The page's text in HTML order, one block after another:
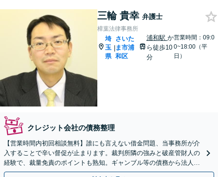
三輪 貴幸 弁護士
樟葉法律事務所
埼
玉
県
|
さいた
ま市浦
和区
浦和駅 か
ら徒歩10
分
営業時間：09:0
0~18:00（平
日）
クレジット会社の債務整理
【営業時間内初回相談無料】誰にも言えない借金問題、当事務所が介
入することで辛い督促が止まります。裁判所隣の強みと破産管財人の
経験で、裁量免責のポイントも熟知。ギャンブル等の債務から法人破
産まで広く対応。完全個室でじっくりお話を伺います。